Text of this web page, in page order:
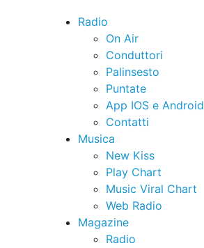
Radio
On Air
Conduttori
Palinsesto
Puntate
App IOS e Android
Contatti
Musica
New Kiss
Play Chart
Music Viral Chart
Web Radio
Magazine
Radio